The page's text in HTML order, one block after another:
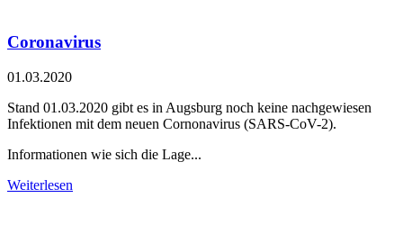
Coronavirus
01.03.2020
Stand 01.03.2020 gibt es in Augsburg noch keine nachgewiesen
Infektionen mit dem neuen Cornonavirus (SARS-CoV-2).
Informationen wie sich die Lage...
Weiterlesen